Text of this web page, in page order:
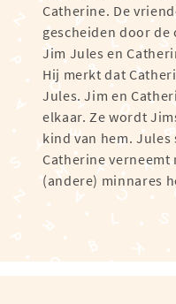
Catherine. De
gescheiden door
Jim Jules en
Hij merkt dat
Jules. Jim en
elkaar. Ze wordt
kind van hem.
Catherine verneemt
(andere) minnares